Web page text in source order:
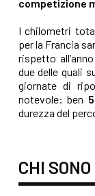
competizione
I chilometri
per la Francia
rispetto
due delle quali
giornate di
notevole: ben
durezza del
CHI